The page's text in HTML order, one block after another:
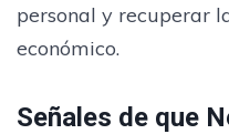
personal y recuperar
económico.
Señales de que